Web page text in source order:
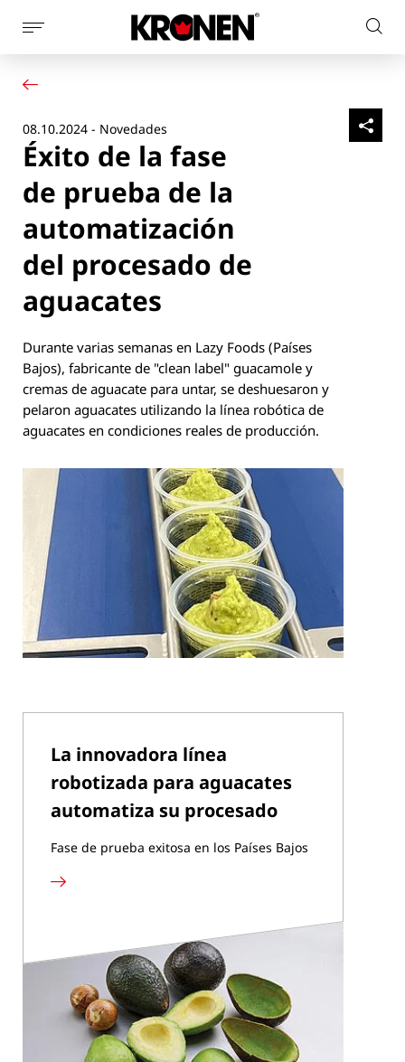
Mostrar
la
navegación
de
página
web
Nuestras soluciones
Noticias
Empresa
Contacto
08.10.2024 - Novedades
Éxito de la fase
de prueba de la
automatización
del procesado de
aguacates
Durante varias semanas en Lazy Foods (Países
Bajos), fabricante de "clean label" guacamole y
cremas de aguacate para untar, se deshuesaron y
pelaron aguacates utilizando la línea robótica de
aguacates en condiciones reales de producción.
La innovadora línea
robotizada para aguacates
automatiza su procesado
Fase de prueba exitosa en los Países Bajos
Más